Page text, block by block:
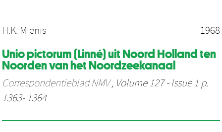
H.K. Mienis 1968
Unio pictorum (Linné) uit Noord Holland ten
Noorden van het Noordzeekanaal
Correspondentieblad NMV, Volume 127 - Issue 1 p.
1363- 1364